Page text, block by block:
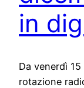
in
Da venerdì
rotazione